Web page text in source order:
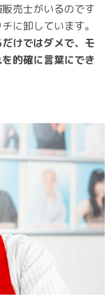
売士がいるのです
に卸しています。
けではダメで、モ
的確に言葉にでき